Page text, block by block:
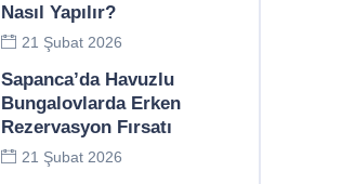
Nasıl Yapılır?
21 Şubat 2026
Sapanca’da Havuzlu
Bungalovlarda Erken
Rezervasyon Fırsatı
21 Şubat 2026